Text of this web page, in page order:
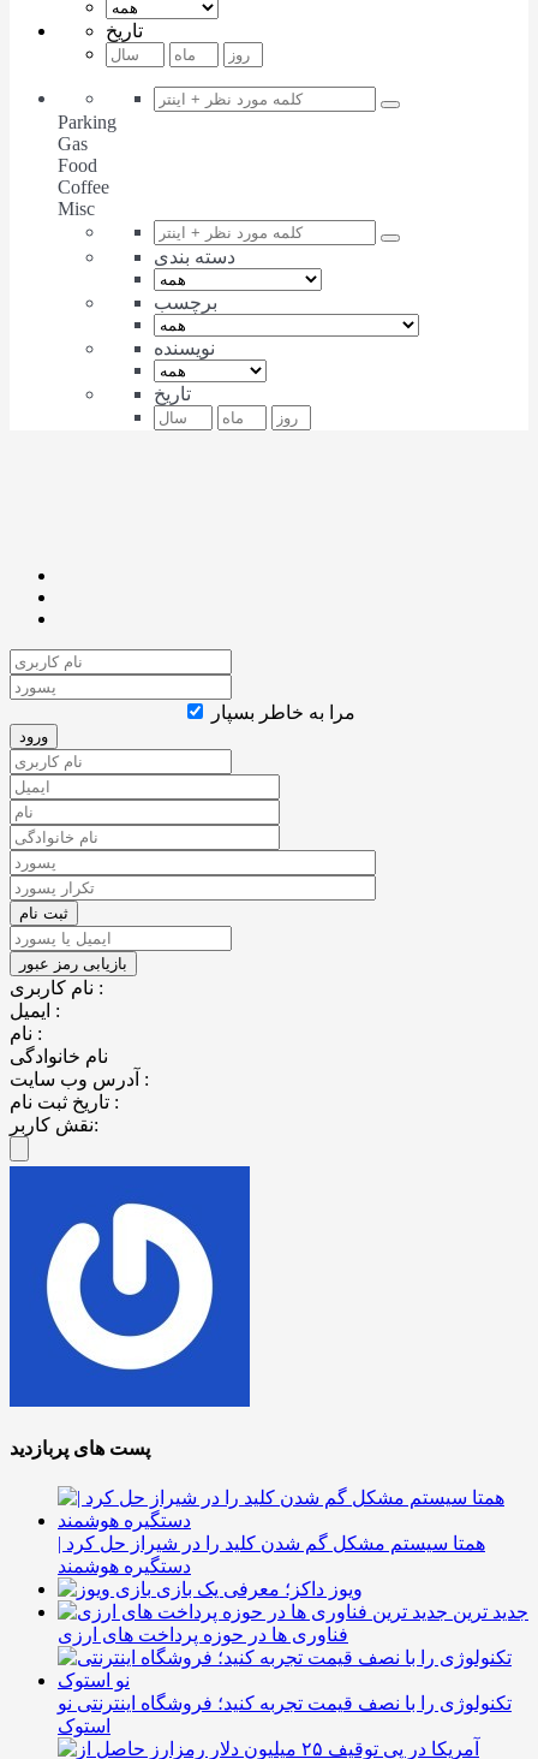
تاریخ
Parking
Gas
Food
Coffee
Misc
دسته بندی
برچسب
نویسنده
تاریخ
مرا به خاطر بسپار
نام کاربری :
ایمیل :
نام :
نام خانوادگی
آدرس وب سایت :
تاریخ ثبت نام :
نقش کاربر:
پست های پربازدید
همتا سیستم مشکل گم شدن کلید را در شیراز حل کرد |
دستگیره هوشمند
ویوز داکز؛ معرفی یک بازی
جدید ترین
فناوری ها در حوزه پرداخت های ارزی
تکنولوژی را با نصف قیمت تجربه کنید؛ فروشگاه اینترنتی نو
استوک